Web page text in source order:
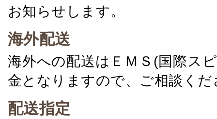
お知らせします。
海外配送
海外への配送はＥＭＳ(国際ス
金となりますので、ご相談くだ
配送指定